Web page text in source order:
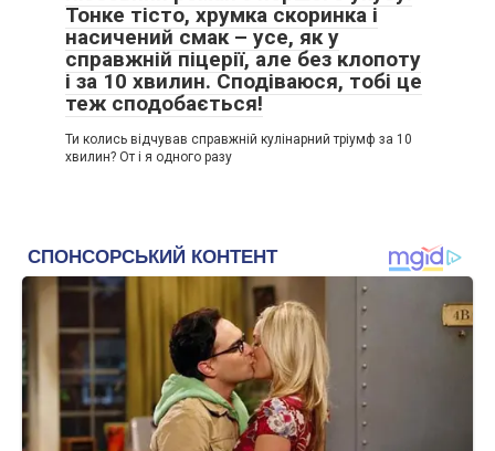
Тонке тісто, хрумка скоринка і
насичений смак – усе, як у
справжній піцерії, але без клопоту
і за 10 хвилин. Сподіваюся, тобі це
теж сподобається!
Ти колись відчував справжній кулінарний тріумф за 10
хвилин? От і я одного разу